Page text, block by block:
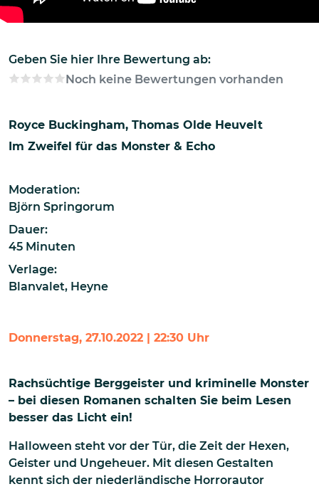
Geben Sie hier Ihre Bewertung ab:
Noch keine Bewertungen vorhanden
Royce Buckingham Thomas Olde Heuvelt
Im Zweifel für das Monster & Echo
Moderation:
Björn Springorum
Dauer:
45 Minuten
Verlage:
Blanvalet, Heyne
Donnerstag, 27.10.2022 | 22:30 Uhr
Rachsüchtige Berggeister und kriminelle Monster
– bei diesen Romanen schalten Sie beim Lesen
besser das Licht ein!
Halloween steht vor der Tür, die Zeit der Hexen,
Geister und Ungeheuer. Mit diesen Gestalten
kennt sich der niederländische Horrorautor